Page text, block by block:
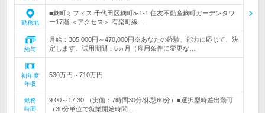
勤務地
■麹町オフィス 千代田区麹町5-1-1 住友不動産麹町ガーデンタワ
ー17階 ＜アクセス＞ 有楽町線…
給与
月給：305,000円～470,000円※あなたの経験、能力に応じて、決
定します。試用期間：6ヵ月（雇用条件に変更な…
初年度
年収
530万円～710万円
勤務
時間
9:00～17:30 （実働：7時間30分/休憩60分）■選択型時差出勤可
（30分単位で就業開始時間…